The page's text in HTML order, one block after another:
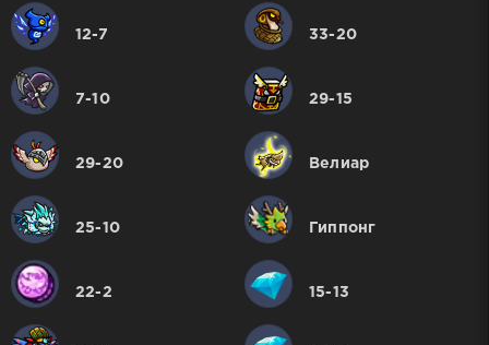
12-7 33-20
7-10 29-15
29-20 Велиар
25-10 Гиппонг
22-2 15-13